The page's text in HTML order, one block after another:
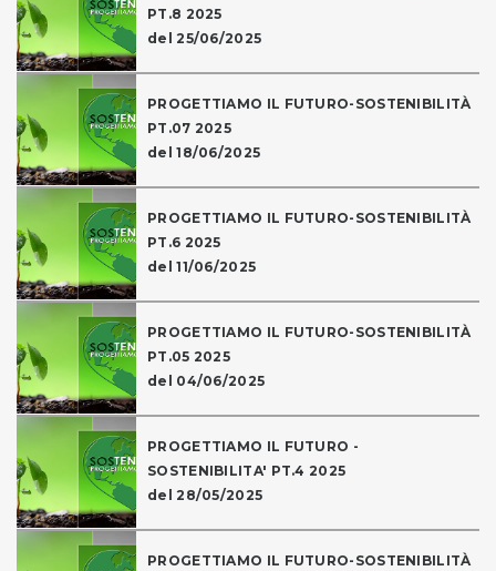
PT.8 2025
del 25/06/2025
PROGETTIAMO IL FUTURO-SOSTENIBILITÀ
PT.07 2025
del 18/06/2025
PROGETTIAMO IL FUTURO-SOSTENIBILITÀ
PT.6 2025
del 11/06/2025
PROGETTIAMO IL FUTURO-SOSTENIBILITÀ
PT.05 2025
del 04/06/2025
PROGETTIAMO IL FUTURO -
SOSTENIBILITA' PT.4 2025
del 28/05/2025
PROGETTIAMO IL FUTURO-SOSTENIBILITÀ